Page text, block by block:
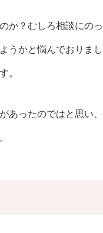
か？むしろ相談にの
うかと悩んでおりま
。
あったのではと思い